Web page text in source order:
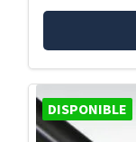
DISPONIBLE